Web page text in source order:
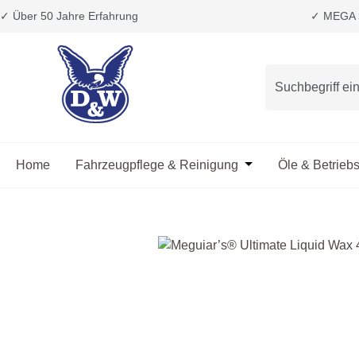
Hauptinhalt springen
Zur Suche springen
Zur Hauptnavigation springen
✓ Über 50 Jahre Erfahrung ✓ MEGA
Home Fahrzeugpflege & Reinigung Öffne oder
Öle &
Bildergalerie überspringen